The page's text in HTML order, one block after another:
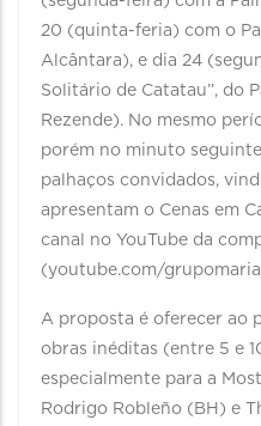
20 (quinta-feria) com o
Alcântara), e dia 24
Solitário de Catatau”, do
Rezende). No mesmo
porém no minuto seguinte
palhaços convidados,
apresentam o Cenas em
canal no YouTube da
(youtube.com/
A proposta é oferecer ao
obras inéditas (entre 5 e
especialmente para a
Rodrigo Robleño (BH) e